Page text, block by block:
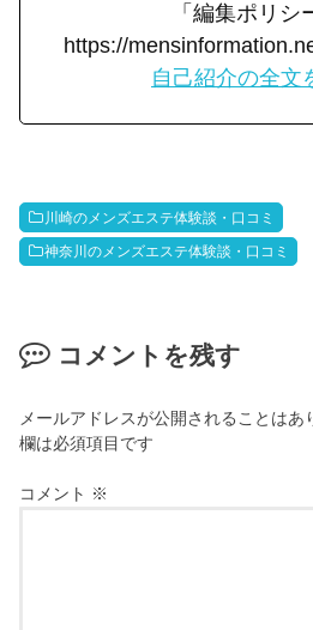
「編集ポリ
https://
自己紹介の全文
川崎のメンズエステ体験談・口コミ
神奈川のメンズエステ体験談・口コミ
コメントを残す
メールアドレスが公開されることはあ
欄は必須項目です
コメント ※